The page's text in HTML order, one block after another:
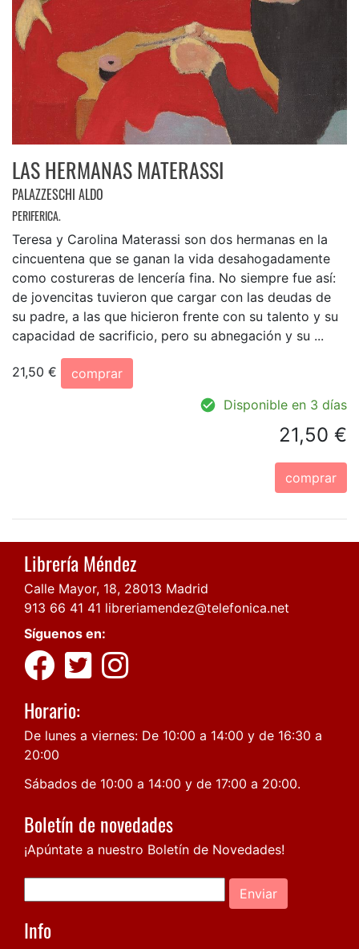
LAS HERMANAS MATERASSI
PALAZZESCHI ALDO
PERIFERICA.
Teresa y Carolina Materassi son dos hermanas en la
cincuentena que se ganan la vida desahogadamente
como costureras de lencería fina. No siempre fue así:
de jovencitas tuvieron que cargar con las deudas de
su padre, a las que hicieron frente con su talento y su
capacidad de sacrificio, pero su abnegación y su ...
21,50 €
comprar
Disponible en 3 días
21,50 €
comprar
Librería Méndez
Calle Mayor, 18, 28013 Madrid
913 66 41 41 libreriamendez@telefonica.net
Síguenos en:
Horario:
De lunes a viernes: De 10:00 a 14:00 y de 16:30 a
20:00
Sábados de 10:00 a 14:00 y de 17:00 a 20:00.
Boletín de novedades
¡Apúntate a nuestro Boletín de Novedades!
Enviar
Info